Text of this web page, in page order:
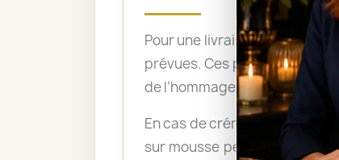
Pour une livraison
prévues. Ces précisions
de l’hommage.
En cas de crémation, un
sur mousse peuvent être